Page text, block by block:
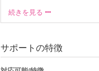
続きを見る
サポートの特徴